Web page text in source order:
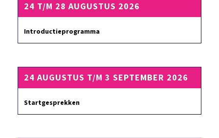
24 T/M 28 AUGUSTUS 2026
Introductieprogramma
24 AUGUSTUS T/M 3 SEPTEMBER 2026
Startgesprekken